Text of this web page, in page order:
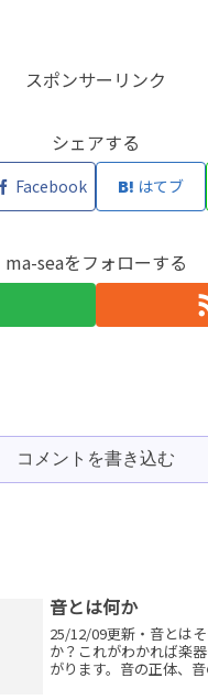
スポンサーリンク
シェアする
Facebook はてブ
ma-seaをフォローする
コメントを書き込む
音とは何か
25/12/09更新・音とは
か？これがわかれば楽
がります。音の正体、